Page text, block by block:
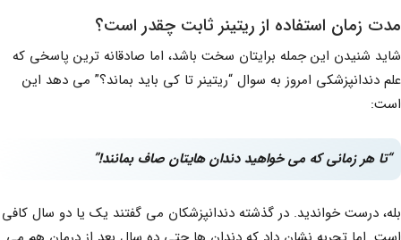
مدت زمان استفاده از ریتینر ثابت چقدر است؟
شاید شنیدن این جمله برایتان سخت باشد، اما صادقانه ترین پاسخی که
علم دندانپزشکی امروز به سوال “ریتینر تا کی باید بماند؟” می دهد این
است:
“تا هر زمانی که می خواهید دندان هایتان صاف بمانند!”
بله، درست خواندید. در گذشته دندانپزشکان می گفتند یک یا دو سال کافی